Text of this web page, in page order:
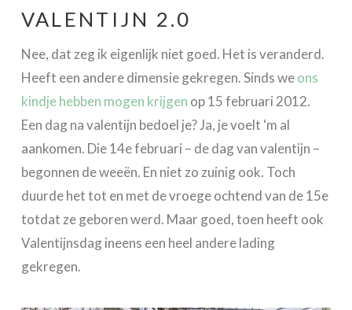
VALENTIJN 2.0
Nee, dat zeg ik eigenlijk niet goed. Het is veranderd.
Heeft een andere dimensie gekregen. Sinds weons
kindje hebben mogen krijgen op 15 februari 2012.
Een dag na valentijn bedoel je? Ja, je voelt ‘m al
aankomen. Die 14e februari – de dag van valentijn –
begonnen de weeën. En niet zo zuinig ook. Toch
duurde het tot en met de vroege ochtend van de 15e
totdat ze geboren werd. Maar goed, toen heeft ook
Valentijnsdag ineens een heel andere lading
gekregen.